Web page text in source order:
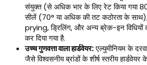
संयुक्त (से अधिक भार के लिए रेट किया गया
सीलें (70° या अधिक की तट कठोरता के
prying, ड्रिलिंग, और अन्य ब्रेक-इन विधियों
कर दिया गया है.
उच्च गुणवत्ता वाला हार्डवेयर:एल्युमीनियम के
जैसे विश्वसनीय ब्रांडों के शीर्ष स्तरीय